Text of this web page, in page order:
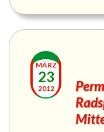
MÄRZ
23
2012